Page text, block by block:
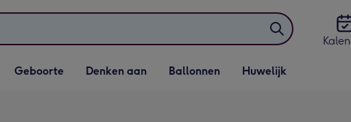
Vervolgkeuzelijst
Geboorte openen
Geboorte
Vervolgkeuzelijst
Denken aan openen
Denken aan
Vervolgkeuzelijst
Ballonnen openen
Ballonnen
Vervolgkeuzelijst
Huwelijk openen
Huwelijk